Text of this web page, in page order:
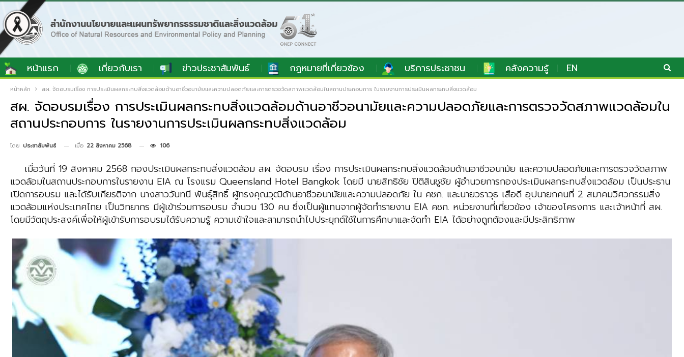
หน้าแรก เกี่ยวกับเรา ข่าวประชาสัมพันธ์ กฎหมายที่เกี่ยวข้อง บริการประชาชน คลังความรู้ EN
หน้าหลัก สผ. จัดอบรมเรื่อง การประเมินผลกระทบสิ่งแวดล้อมด้านอาชีวอนามัยและความปลอดภัยและการตรวจวัดสภาพแวดล้อมในสถานประกอบการ ในรายงานการประเมินผลกระทบสิ่งแวดล้อม
สผ. จัดอบรมเรื่อง การประเมินผลกระทบสิ่งแวดล้อมด้านอาชีวอนามัยและความปลอดภัยและการตรวจวัดสภาพแวดล้อมใน
สถานประกอบการ ในรายงานการประเมินผลกระทบสิ่งแวดล้อม
โดย ประชาสัมพันธ์ เมื่อ 22 สิงหาคม 2568 106
เมื่อวันที่ 19 สิงหาคม 2568 กองประเมินผลกระทบสิ่งแวดล้อม สผ. จัดอบรม เรื่อง การประเมินผลกระทบสิ่งแวดล้อมด้านอาชีวอนามัย และความปลอดภัยและการตรวจวัดสภาพ
แวดล้อมในสถานประกอบการในรายงาน EIA ณ โรงแรม Queensland Hotel Bangkok โดยมี นายสิทธิชัย ปิติสินชูชัย ผู้อำนวยการกองประเมินผลกระทบสิ่งแวดล้อม เป็นประธาน
เปิดการอบรม และได้รับเกียรติจาก นางสาววันทนี พันธุ์สิทธิ์ ผู้ทรงคุณวุฒิด้านอาชีวอนามัยและความปลอดภัย ใน คชก. และนายวราวุธ เสือดี อุปนายกคนที่ 2 สมาคมวิศวกรรมสิ่ง
แวดล้อมแห่งประเทศไทย เป็นวิทยากร มีผู้เข้าร่วมการอบรม จำนวน 130 คน ซึ่งเป็นผู้แทนจากผู้จัดทำรายงาน EIA คชก. หน่วยงานที่เกี่ยวข้อง เจ้าของโครงการ และเจ้าหน้าที่ สผ.
โดยมีวัตถุประสงค์เพื่อให้ผู้เข้ารับการอบรมได้รับความรู้ ความเข้าใจและสามารถนำไปประยุกต์ใช้ในการศึกษาและจัดทำ EIA ได้อย่างถูกต้องและมีประสิทธิภาพ